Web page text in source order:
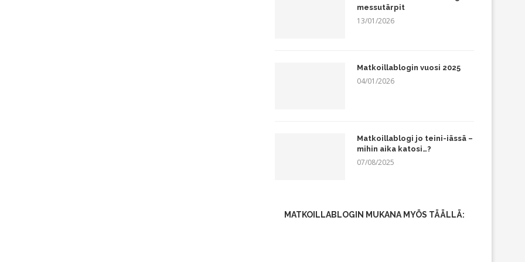
messutärpit
13/01/2026
Matkoillablogin vuosi 2025
04/01/2026
Matkoillablogi jo teini-iässä –
mihin aika katosi…?
07/08/2025
MATKOILLABLOGIN MUKANA MYÖS TÄÄLLÄ: